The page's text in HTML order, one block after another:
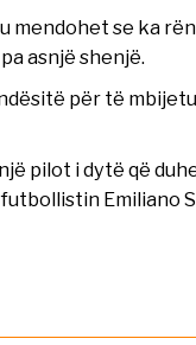
mendohet se ka
asnjë shenjë.
për të
pilot i dytë që
Emiliano